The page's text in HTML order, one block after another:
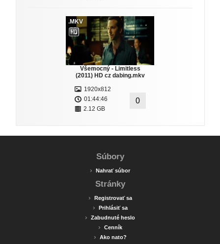
.MKV
Všemocný - Limitless
(2011) HD cz dabing.mkv
1920x812
01:44:46
2.12 GB
0
Súbory
› Nahrať súbor
Stránky
› Registrovať sa
› Prihlásiť sa
› Zabudnuté heslo
› Cenník
› Ako nato?